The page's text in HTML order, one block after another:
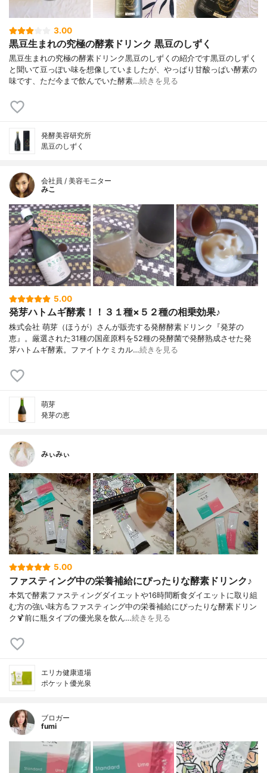
3.00
黒豆生まれの究極の酵素ドリンク 黒豆のしずく
黒豆生まれの究極の酵素ドリンク黒豆のしずくの紹介です黒豆のしずく
と聞いて豆っぽい味を想像していましたが、やっぱり甘酸っぱい酵素の
味です、ただ今まで飲んでいた酵素…続きを見る
発酵美容研究所
黒豆のしずく
会社員 / 美容モニター
みこ
5.00
発芽ハトムギ酵素！！３１種×５２種の相乗効果♪
株式会社 萌芽（ほうが）さんが販売する発酵酵素ドリンク『発芽の
恵』。厳選された31種の国産原料を52種の発酵菌で発酵熟成させた発
芽ハトムギ酵素。ファイトケミカル…続きを見る
萌芽
発芽の恵
みぃみぃ
5.00
ファスティング中の栄養補給にぴったりな酵素ドリンク♪
本気で酵素ファスティングダイエットや16時間断食ダイエットに取り組
む方の強い味方💪ファスティング中の栄養補給にぴったりな酵素ドリン
ク🍹前に瓶タイプの優光泉を飲ん…続きを見る
エリカ健康道場
ポケット優光泉
ブロガー
fumi